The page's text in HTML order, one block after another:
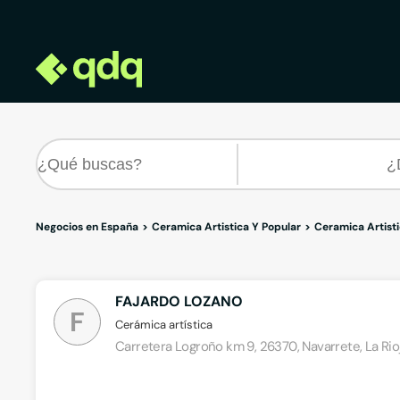
Negocios en España Ceramica Artistica Y Popular Ceramica
F
FAJARDO LOZANO
Cerámica artística
Carretera Logroño km 9, 26370, Navarrete, La